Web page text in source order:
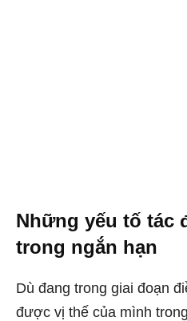
Những yếu tố tác
trong ngắn hạn
Dù đang trong giai đoạn
được vị thế của mình